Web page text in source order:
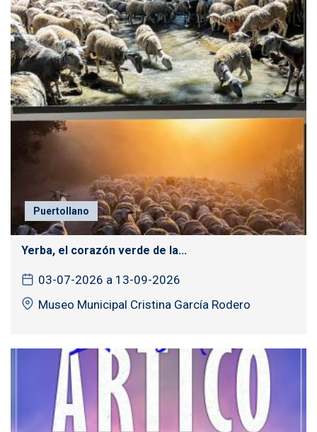
Puertollano
Yerba, el corazón verde de la...
03-07-2026 a 13-09-2026
Museo Municipal Cristina García Rodero